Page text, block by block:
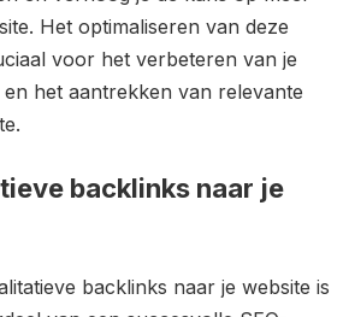
Het optimaliseren van deze
voor het verbeteren van je
het aantrekken van relevante
backlinks naar je
backlinks naar je website is